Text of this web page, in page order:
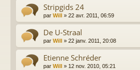
Stripgids 24
par Will » 22 avr. 2011, 06:59
De U-Straal
par Will » 22 janv. 2011, 20:08
Etienne Schréder
par Will » 12 nov. 2010, 05:21